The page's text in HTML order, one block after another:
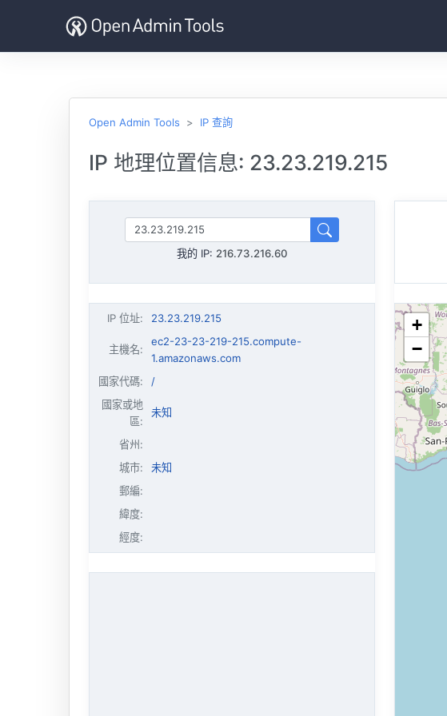
Open Admin Tools IP 查詢
IP 地理位置信息: 23.23.219.215
我的 IP: 216.73.216.60
IP 位址: 23.23.219.215
主機名:
ec2-23-23-219-215.compute-
1.amazonaws.com
國家代碼:
/
國家或地
區:
未知
省州:
城市:
未知
郵編:
緯度:
經度:
+
−